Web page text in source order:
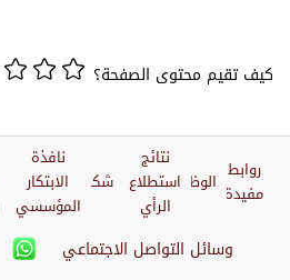
كيف تقيم محتوى الصفحة؟
روابط
مفيدة الوظائف
نتائج
استطلاع
الرأي
شكاوي
نافذة
الابتكار
المؤسسي
وسائل التواصل الاجتماعي